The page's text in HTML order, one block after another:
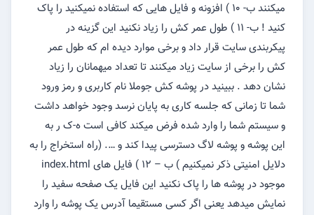
میکنند ب- ۱۰ ) افزونه و فایل هایی که استفاده نمیکنید را پاک
کنید ! ب- ۱۱ ) طول عمر کش را زیاد نکنید این گزینه در
پیکربندی سایت قرار داد و برخی موارد دیده ام که طول عمر
کش را برخی از سایت زیاد میکنند تا تعداد میهمانان را زیاد
نشان دهد . ببینید در پوشه کش جوملا نام کاربری و رمز ورود
شما تا زمانی که جلسه کاری به پایان نرسد وجود خواهد داشت
و سیستم شما را وارد شده فرض میکند کافی است ه-ک ر به
این پوشه و پوشه لاگ دسترسی پیدا کند و …. (راه استخراج را به
دلایل امنیتی ذکر نمیکنیم ) ب – ۱۲ ) فایل های index.html
موجود در پوشه ها را پاک نکنید این فایل یک صفحه سفید را
نمایش میدهد یعنی اگر کسی مستقیما آدرس یک پوشه را وارد